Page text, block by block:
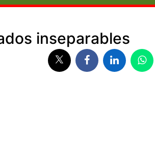
inseparables